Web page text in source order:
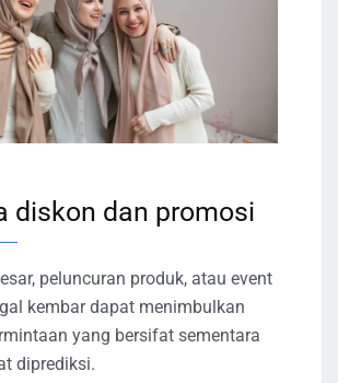
diskon dan promosi
peluncuran produk, atau event
kembar dapat menimbulkan
yang bersifat sementara
diprediksi.